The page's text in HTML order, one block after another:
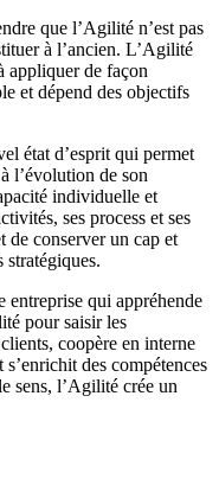
que l’Agilité n’est pas
à l’ancien. L’Agilité
appliquer de façon
et dépend des objectifs
état d’esprit qui permet
l’évolution de son
individuelle et
ses process et ses
de conserver un cap et
stratégiques.
entreprise qui appréhende
pour saisir les
coopère en interne
des compétences
sens, l’Agilité crée un